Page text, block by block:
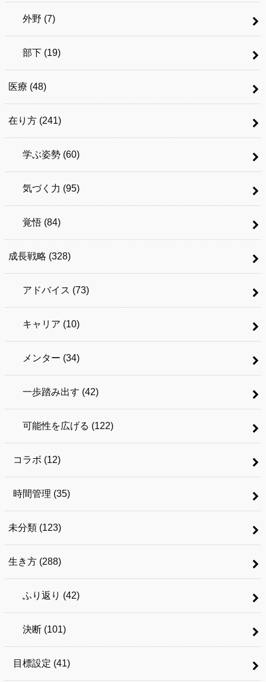
外野 (7)
部下 (19)
医療 (48)
在り方 (241)
学ぶ姿勢 (60)
気づく力 (95)
覚悟 (84)
成長戦略 (328)
アドバイス (73)
キャリア (10)
メンター (34)
一歩踏み出す (42)
可能性を広げる (122)
コラボ (12)
時間管理 (35)
未分類 (123)
生き方 (288)
ふり返り (42)
決断 (101)
目標設定 (41)